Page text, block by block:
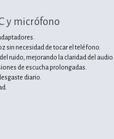
y micrófono
sin necesidad de tocar el teléfono.
ruido, mejorando la claridad del audio.
de escucha prolongadas.
diario.